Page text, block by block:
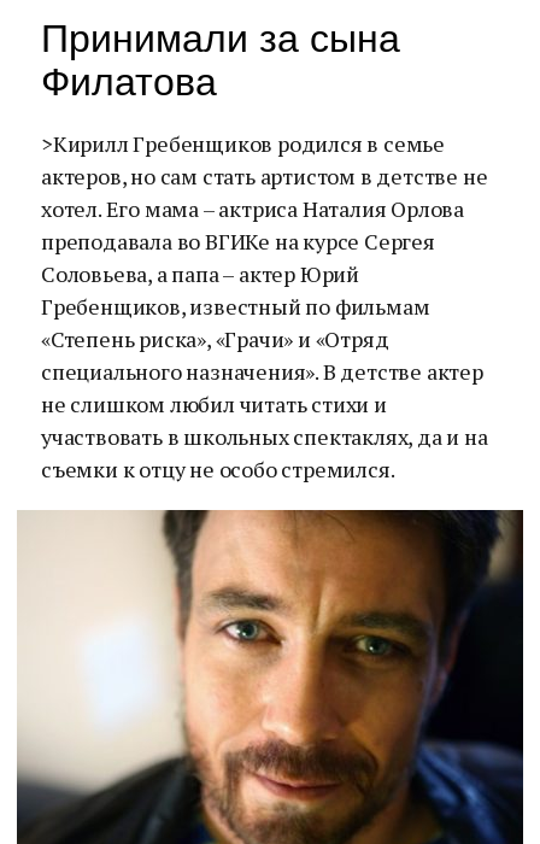
Принимали за сына
Филатова
>Кирилл Гребенщиков родился в семье
актеров, но сам стать артистом в детстве не
хотел. Его мама – актриса Наталия Орлова
преподавала во ВГИКе на курсе Сергея
Соловьева, а папа – актер Юрий
Гребенщиков, известный по фильмам
«Степень риска», «Грачи» и «Отряд
специального назначения». В детстве актер
не слишком любил читать стихи и
участвовать в школьных спектаклях, да и на
съемки к отцу не особо стремился.